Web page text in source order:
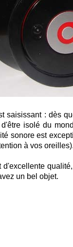
saisissant : dès
isolé du
sonore est
à vos
d'excellente
un bel objet.